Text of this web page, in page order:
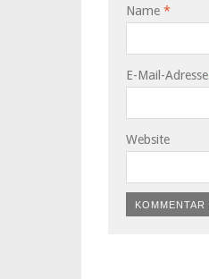
Name *
E-Mail-Adresse
Website